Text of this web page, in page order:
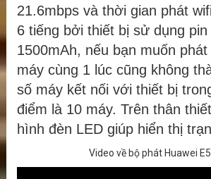
21.6mbps và thời gian phát
6 tiếng bởi thiết bị sử dụng
1500mAh, nếu bạn muốn
máy cùng 1 lúc cũng không
số máy kết nối với thiết bị
điểm là 10 máy. Trên thân
hình đèn LED giúp hiển thị
Video về bộ phát Huawei